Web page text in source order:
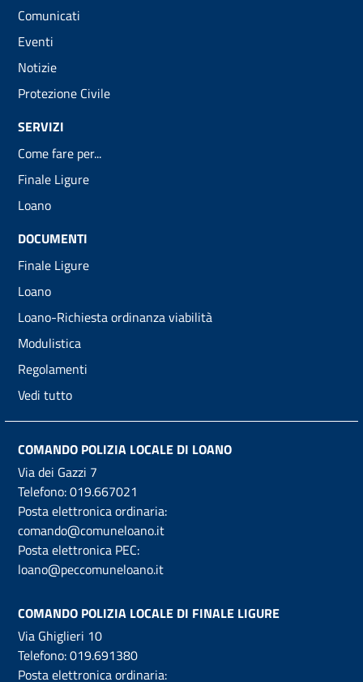
Comunicati
Eventi
Notizie
Protezione Civile
SERVIZI
Come fare per...
Finale Ligure
Loano
DOCUMENTI
Finale Ligure
Loano
Loano-Richiesta ordinanza viabilità
Modulistica
Regolamenti
Vedi tutto
COMANDO POLIZIA LOCALE DI LOANO
Via dei Gazzi 7
Telefono:019.667021
Posta elettronica ordinaria:
comando@comuneloano.it
Posta elettronica PEC:
loano@peccomuneloano.it
COMANDO POLIZIA LOCALE DI FINALE LIGURE
Via Ghiglieri 10
Telefono:019.691380
Posta elettronica ordinaria: